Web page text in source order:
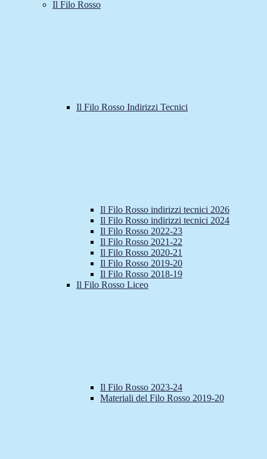
Il Filo Rosso
Il Filo Rosso Indirizzi Tecnici
Il Filo Rosso indirizzi tecnici 2026
Il Filo Rosso indirizzi tecnici 2024
Il Filo Rosso 2022-23
Il Filo Rosso 2021-22
Il Filo Rosso 2020-21
Il Filo Rosso 2019-20
Il Filo Rosso 2018-19
Il Filo Rosso Liceo
Il Filo Rosso 2023-24
Materiali del Filo Rosso 2019-20